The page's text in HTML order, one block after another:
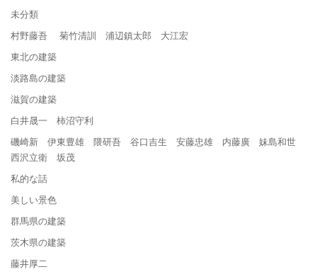
未分類
村野藤吾 菊竹清訓 浦辺鎮太郎 大江宏
東北の建築
淡路島の建築
滋賀の建築
白井晟一 柿沼守利
磯崎新 伊東豊雄 隈研吾 谷口吉生 安藤忠雄 内藤廣 妹島和世
西沢立衛 坂茂
私的な話
美しい景色
群馬県の建築
茨木県の建築
藤井厚二